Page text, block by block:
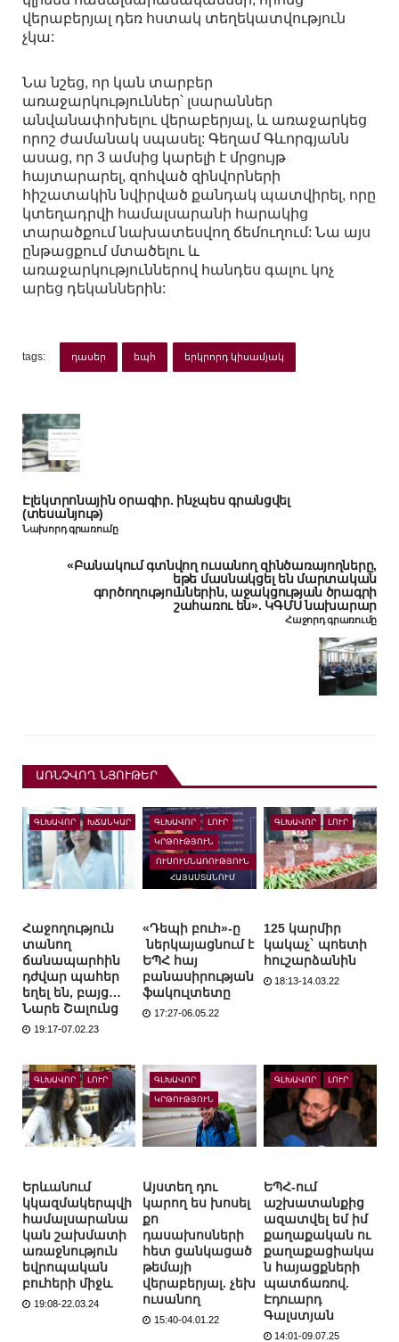
վերաբերյալ դեռ հստակ տեղեկատվություն
չկա:
Նա նշեց, որ կան տարբեր
առաջարկություններ՝ լսարաններ
անվանափոխելու վերաբերյալ, և առաջարկեց
որոշ ժամանակ սպասել: Գեղամ Գևորգյանն
ասաց, որ 3 ամսից կարելի է մրցույթ
հայտարարել, զոհված զինվորների
հիշատակին նվիրված քանդակ պատվիրել, որը
կտեղադրվի համալսարանի հարակից
տարածքում նախատեսվող ճեմուղում: Նա այս
ընթացքում մտածելու և
առաջարկություններով հանդես գալու կոչ
արեց դեկաններին:
tags: դասեր եպհ երկրորդ կիսամյակ
Էլեկտրոնային օրագիր. ինչպես գրանցվել
(տեսանյութ)
Նախորդ գրառումը
«Բանակում գտնվող ուսանող զինծառայողները,
եթե մասնակցել են մարտական
գործողություններին, աջակցության ծրագրի
շահառու են». ԿԳՄՍ նախարար
Հաջորդ գրառումը
ԱՌՆՉՎՈՂ ՆՅՈՒԹԵՐ
ԳԼԽԱՎՈՐ ԽՃԱՆԿԱՐ
Հաջողություն
տանող
ճանապարհին
դժվար պահեր
եղել են, բայց…
Նարե Շալունց
19:17-07.02.23
ԳԼԽԱՎՈՐ ԼՈՒՐ
ԿՐԹՈՒԹՅՈՒՆ
ՈՒՍՈՒՄՆԱՌՈՒԹՅՈՒՆ
ՀԱՅԱՍՏԱՆՈՒՄ
«Դեպի բուհ»-ը
ներկայացնում է
ԵՊՀ հայ
բանասիրության
ֆակուլտետը
17:27-06.05.22
ԳԼԽԱՎՈՐ ԼՈՒՐ
125 կարմիր
կակաչ` պոետի
հուշարձանին
18:13-14.03.22
ԳԼԽԱՎՈՐ ԼՈՒՐ
Երևանում
կկազմակերպվի
համալսարանա
կան շախմատի
առաջնություն
եվրոպական
բուհերի միջև
19:08-22.03.24
ԳԼԽԱՎՈՐ
ԿՐԹՈՒԹՅՈՒՆ
Այստեղ դու
կարող ես խոսել
քո
դասախոսների
հետ ցանկացած
թեմայի
վերաբերյալ. չեխ
ուսանող
15:40-04.01.22
ԳԼԽԱՎՈՐ ԼՈՒՐ
ԵՊՀ-ում
աշխատանքից
ազատվել եմ իմ
քաղաքական ու
քաղաքացիակա
ն հայացքների
պատճառով.
Էդուարդ
Գալստյան
14:01-09.07.25